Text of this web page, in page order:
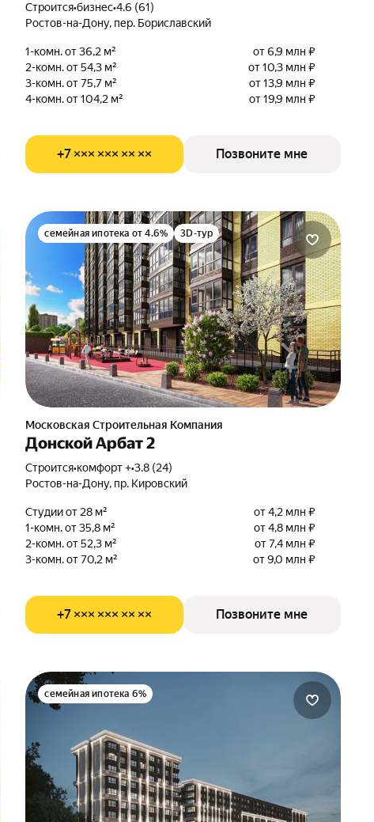
Строится•бизнес•4.6 (61)
Ростов-на-Дону, пер. Бориславский
1-комн. от 36,2 м²
от 6,9 млн ₽
2-комн. от 54,3 м²
от 10,3 млн ₽
3-комн. от 75,7 м²
от 13,9 млн ₽
4-комн. от 104,2 м²
от 19,9 млн ₽
+7 ××× ××× ×× ×× Позвоните мне
семейная ипотека от 4.6% 3D-тур
Московская Строительная Компания
Донской Арбат 2
Строится•комфорт +•3.8 (24)
Ростов-на-Дону, пр. Кировский
Студии от 28 м²
от 4,2 млн ₽
1-комн. от 35,8 м²
от 4,8 млн ₽
2-комн. от 52,3 м²
от 7,4 млн ₽
3-комн. от 70,2 м²
от 9,0 млн ₽
+7 ××× ××× ×× ×× Позвоните мне
семейная ипотека 6%